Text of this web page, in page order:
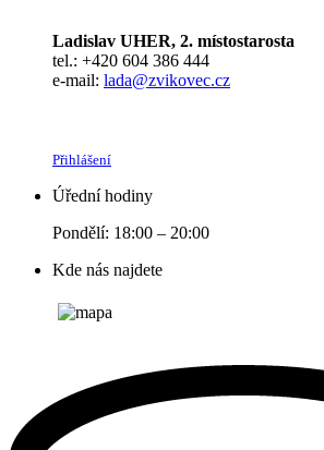
Ladislav UHER, 2. místostarosta
tel.: +420 604 386 444
e-mail: lada@zvikovec.cz
Přihlášení
Úřední hodiny
Pondělí: 18:00 – 20:00
Kde nás najdete